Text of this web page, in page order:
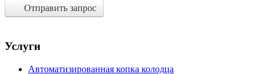
Отправить запрос
Услуги
Автоматизированная копка колодца